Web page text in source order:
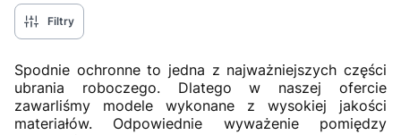
Filtry
Spodnie ochronne to jedna z najważniejszych części
ubrania roboczego. Dlatego w naszej ofercie
zawarliśmy modele wykonane z wysokiej jakości
materiałów. Odpowiednie wyważenie pomiędzy